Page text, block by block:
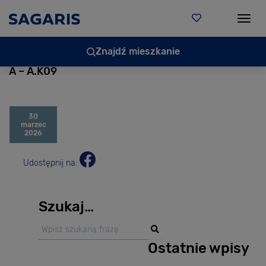
Znajdź mieszkanie
A – A.K09
30
marzec
2026
Udostępnij na:
Szukaj…
Ostatnie wpisy